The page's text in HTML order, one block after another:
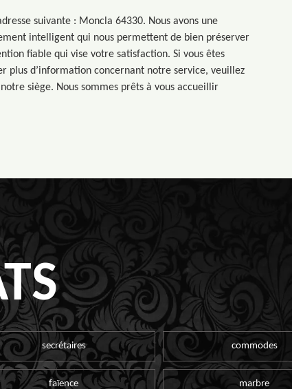
suivante : Moncla 64330. Nous avons une
intelligent qui nous permettent de bien préserver
fiable qui vise votre satisfaction. Si vous êtes
plus d’information concernant notre service, veuillez
siège. Nous sommes prêts à vous accueillir
secrétaires commodes
faïence marbre